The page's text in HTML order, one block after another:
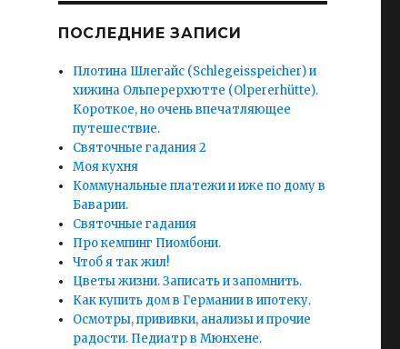
ПОСЛЕДНИЕ ЗАПИСИ
Плотина Шлегайс (Schlegeisspeicher) и
хижина Ольперерхютте (Olpererhütte).
Короткое, но очень впечатляющее
путешествие.
Святочные гадания 2
Моя кухня
Коммунальные платежи и иже по дому в
Баварии.
Святочные гадания
Про кемпинг Пиомбони.
Чтоб я так жил!
Цветы жизни. Записать и запомнить.
Как купить дом в Германии в ипотеку.
Осмотры, прививки, анализы и прочие
радости. Педиатр в Мюнхене.